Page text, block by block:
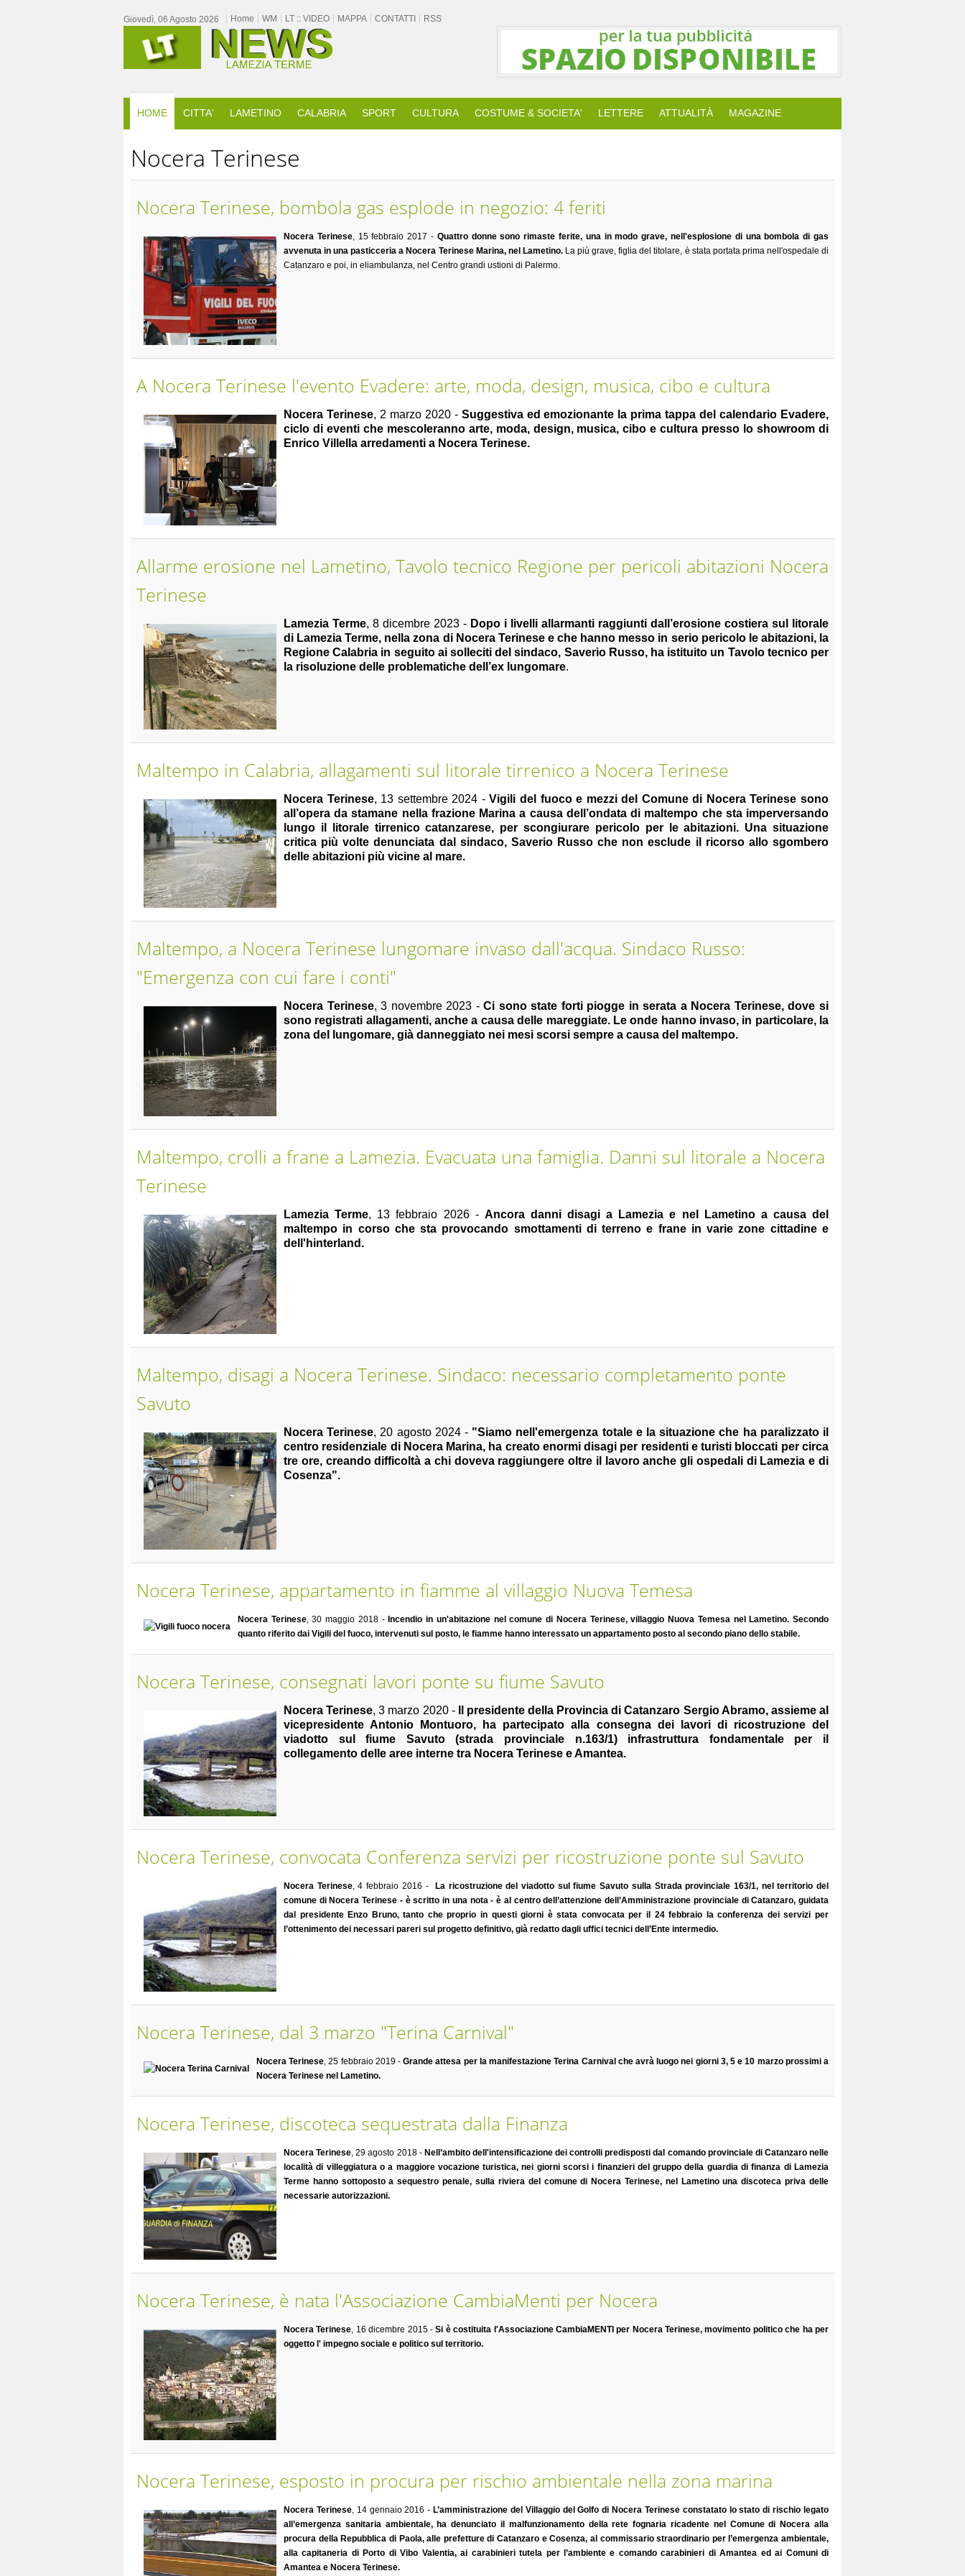
Giovedì, 06 Agosto 2026 Home WM LT :: VIDEO MAPPA CONTATTI RSS
HOME CITTA' LAMETINO CALABRIA SPORT CULTURA COSTUME & SOCIETA' LETTERE ATTUALITÀ MAGAZINE
Nocera Terinese
Nocera Terinese, bombola gas esplode in negozio: 4 feriti
Nocera Terinese, 15 febbraio 2017 - Quattro donne sono rimaste ferite, una in modo grave, nell'esplosione di una bombola di gas
avvenuta in una pasticceria a Nocera Terinese Marina, nel Lametino.La più grave, figlia del titolare, è stata portata prima nell'ospedale di
Catanzaro e poi, in eliambulanza, nel Centro grandi ustioni di Palermo.
A Nocera Terinese l'evento Evadere: arte, moda, design, musica, cibo e cultura
Nocera Terinese, 2 marzo 2020 - Suggestiva ed emozionante la prima tappa del calendario Evadere,
ciclo di eventi che mescoleranno arte, moda, design, musica, cibo e cultura presso lo showroom di
Enrico Villella arredamenti a Nocera Terinese.
Allarme erosione nel Lametino, Tavolo tecnico Regione per pericoli abitazioni Nocera
Terinese
Lamezia Terme, 8 dicembre 2023 - Dopo i livelli allarmanti raggiunti dall’erosione costiera sul litorale
di Lamezia Terme, nella zona di Nocera Terinese e che hanno messo in serio pericolo le abitazioni, la
Regione Calabria in seguito ai solleciti del sindaco, Saverio Russo, ha istituito un Tavolo tecnico per
la risoluzione delle problematiche dell’ex lungomare.
Maltempo in Calabria, allagamenti sul litorale tirrenico a Nocera Terinese
Nocera Terinese, 13 settembre 2024 -Vigili del fuoco e mezzi del Comune di Nocera Terinese sono
all’opera da stamane nella frazione Marina a causa dell’ondata di maltempo che sta imperversando
lungo il litorale tirrenico catanzarese, per scongiurare pericolo per le abitazioni. Una situazione
critica più volte denunciata dal sindaco, Saverio Russo che non esclude il ricorso allo sgombero
delle abitazioni più vicine al mare.
Maltempo, a Nocera Terinese lungomare invaso dall'acqua. Sindaco Russo:
"Emergenza con cui fare i conti"
Nocera Terinese, 3 novembre 2023 -Ci sono state forti piogge in serata a Nocera Terinese, dove si
sono registrati allagamenti, anche a causa delle mareggiate. Le onde hanno invaso, in particolare, la
zona del lungomare, già danneggiato nei mesi scorsi sempre a causa del maltempo.
Maltempo, crolli a frane a Lamezia. Evacuata una famiglia. Danni sul litorale a Nocera
Terinese
Lamezia Terme, 13 febbraio 2026 - Ancora danni disagi a Lamezia e nel Lametino a causa del
maltempo in corso che sta provocando smottamenti di terreno e frane in varie zone cittadine e
dell'hinterland.
Maltempo, disagi a Nocera Terinese. Sindaco: necessario completamento ponte
Savuto
Nocera Terinese, 20 agosto 2024 - "Siamo nell'emergenza totale e la situazione che ha paralizzato il
centro residenziale di Nocera Marina, ha creato enormi disagi per residenti e turisti bloccati per circa
tre ore, creando difficoltà a chi doveva raggiungere oltre il lavoro anche gli ospedali di Lamezia e di
Cosenza".
Nocera Terinese, appartamento in fiamme al villaggio Nuova Temesa
Nocera Terinese, 30 maggio 2018 - Incendio in un'abitazione nel comune di Nocera Terinese, villaggio Nuova Temesa nel Lametino. Secondo
quanto riferito dai Vigili del fuoco, intervenuti sul posto, le fiamme hanno interessato un appartamento posto al secondo piano dello stabile.
Nocera Terinese, consegnati lavori ponte su fiume Savuto
Nocera Terinese, 3 marzo 2020 -
Il presidente della Provincia di Catanzaro Sergio Abramo, assieme al
vicepresidente Antonio Montuoro, ha partecipato alla consegna dei lavori di ricostruzione del
viadotto sul fiume Savuto (strada provinciale n.163/1) infrastruttura fondamentale per il
collegamento delle aree interne tra Nocera Terinese e Amantea.
Nocera Terinese, convocata Conferenza servizi per ricostruzione ponte sul Savuto
Nocera Terinese, 4 febbraio 2016 -
La ricostruzione del viadotto sul fiume Savuto sulla Strada provinciale 163/1, nel territorio del
comune di Nocera Terinese - è scritto in una nota - è al centro dell’attenzione dell’Amministrazione provinciale di Catanzaro, guidata
dal presidente Enzo Bruno, tanto che proprio in questi giorni è stata convocata per il 24 febbraio la conferenza dei servizi per
l’ottenimento dei necessari pareri sul progetto definitivo, già redatto dagli uffici tecnici dell’Ente intermedio.
Nocera Terinese, dal 3 marzo "Terina Carnival"
Nocera Terinese, 25 febbraio 2019 -Grande attesa per la manifestazione Terina Carnival che avrà luogo nei giorni 3, 5 e 10 marzo prossimi a
Nocera Terinese nel Lametino.
Nocera Terinese, discoteca sequestrata dalla Finanza
Nocera Terinese, 29 agosto 2018 - Nell’ambito dell'intensificazione dei controlli predisposti dal comando provinciale di Catanzaro nelle
località di villeggiatura o a maggiore vocazione turistica, nei giorni scorsi i finanzieri del gruppo della guardia di finanza di Lamezia
Terme hanno sottoposto a sequestro penale, sulla riviera del comune di Nocera Terinese, nel Lametino una discoteca priva delle
necessarie autorizzazioni.
Nocera Terinese, è nata l'Associazione CambiaMenti per Nocera
Nocera Terinese, 16 dicembre 2015 -Si è costituita l'Associazione CambiaMENTI per Nocera Terinese, movimento politico che ha per
oggetto l' impegno sociale e politico sul territorio.
Nocera Terinese, esposto in procura per rischio ambientale nella zona marina
Nocera Terinese, 14 gennaio 2016 - L’amministrazione del Villaggio del Golfo di Nocera Terinese constatato lo stato di rischio legato
all’emergenza sanitaria ambientale, ha denunciato il malfunzionamento della rete fognaria ricadente nel Comune di Nocera alla
procura della Repubblica di Paola, alle prefetture di Catanzaro e Cosenza, al commissario straordinario per l’emergenza ambientale,
alla capitaneria di Porto di Vibo Valentia, ai carabinieri tutela per l’ambiente e comando carabinieri di Amantea ed ai Comuni di
Amantea e Nocera Terinese.